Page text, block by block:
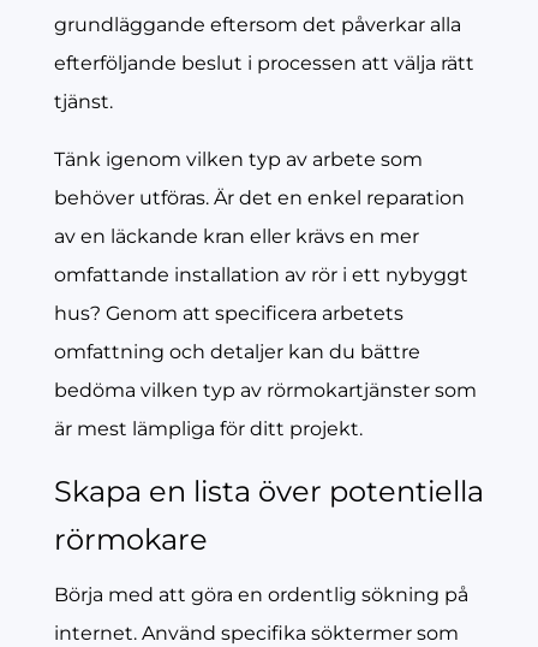
grundläggande eftersom det påverkar alla
efterföljande beslut i processen att välja rätt
tjänst.
Tänk igenom vilken typ av arbete som
behöver utföras. Är det en enkel reparation
av en läckande kran eller krävs en mer
omfattande installation av rör i ett nybyggt
hus? Genom att specificera arbetets
omfattning och detaljer kan du bättre
bedöma vilken typ av rörmokartjänster som
är mest lämpliga för ditt projekt.
Skapa en lista över potentiella
rörmokare
Börja med att göra en ordentlig sökning på
internet. Använd specifika söktermer som